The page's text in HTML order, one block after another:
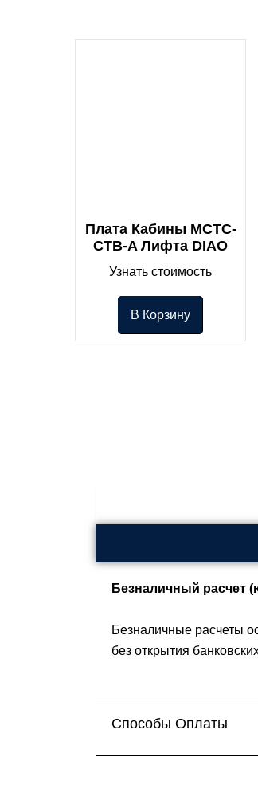
Плата Кабины MCTC-
CTB-A Лифта DIAO
Узнать стоимость
В Корзину
Безналичный расчет
Безналичные расчеты
без открытия
Способы Оплаты